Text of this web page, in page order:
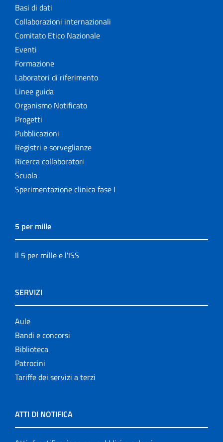
Basi di dati
Collaborazioni internazionali
Comitato Etico Nazionale
Eventi
Formazione
Laboratori di riferimento
Linee guida
Organismo Notificato
Progetti
Pubblicazioni
Registri e sorveglianze
Ricerca collaboratori
Scuola
Sperimentazione clinica fase I
5 per mille
Il 5 per mille e l'ISS
SERVIZI
Aule
Bandi e concorsi
Biblioteca
Patrocini
Tariffe dei servizi a terzi
ATTI DI NOTIFICA